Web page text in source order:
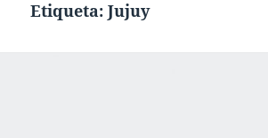
Etiqueta:Jujuy